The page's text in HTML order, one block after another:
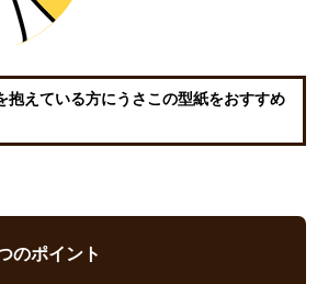
抱えている方にうさこの型紙をおすすめ
のポイント